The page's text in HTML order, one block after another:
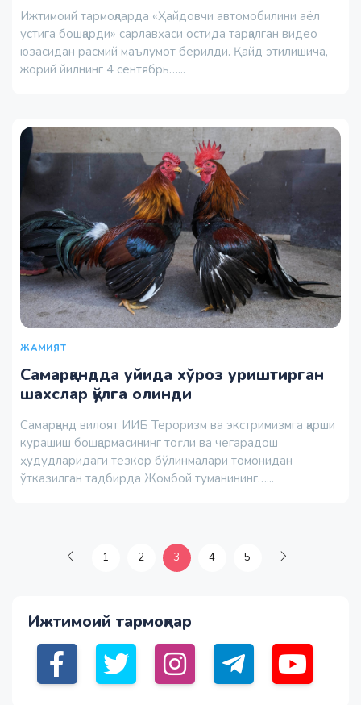
Ижтимоий тармоқларда «Ҳайдовчи автомобилини аёл
устига бошқарди» сарлавҳаси остида тарқалган видео
юзасидан расмий маълумот берилди. Қайд этилишича,
жорий йилнинг 4 сентябрь…...
ЖАМИЯТ
Самарқандда уйида хўроз уриштирган
шахслар қўлга олинди
Самарқанд вилоят ИИБ Тероризм ва экстримизмга қарши
курашиш бошқармасининг тоғли ва чегарадош
ҳудудларидаги тезкор бўлинмалари томонидан
ўтказилган тадбирда Жомбой туманининг…...
1 2 3 4 5
Ижтимоий тармоқлар